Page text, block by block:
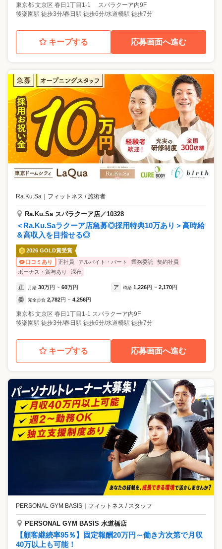
東京都 文京区 春日1丁目1-1 スパラクーア内9F
後楽園駅 徒歩3分/春日駅 徒歩6分/水道橋駅 徒歩7分
キープする 応募画面へ進む
Ra.Ku.Sa フィットネス / 施術者
Ra.Ku.Sa スパラクーア店／10328
＜Ra.Ku.Saラクーア店急募◎採用特典10万あり＞高時給
＆高収入を目指せる◎
2026 GOLD賞受賞
口コミあり
正社員 アルバイト・パート 業務委託
契約社員
ボーナス・賞与あり
深夜
正 月給 30万円 ~ 60万円 ア 時給 1,226円 ~ 2,170円
委 完全歩合 2,782円 ~ 4,256円
東京都 文京区 春日1丁目1-1 スパラクーア内9F
後楽園駅 徒歩3分/春日駅 徒歩6分/水道橋駅 徒歩7分
キープする 応募画面へ進む
PERSONAL GYM BASIS ｜ フィットネス / スタッフ
PERSONAL GYM BASIS 水道橋店
【顧客継続率95％】固定報酬20万円～働き方次第で月収
40万以上も可能！